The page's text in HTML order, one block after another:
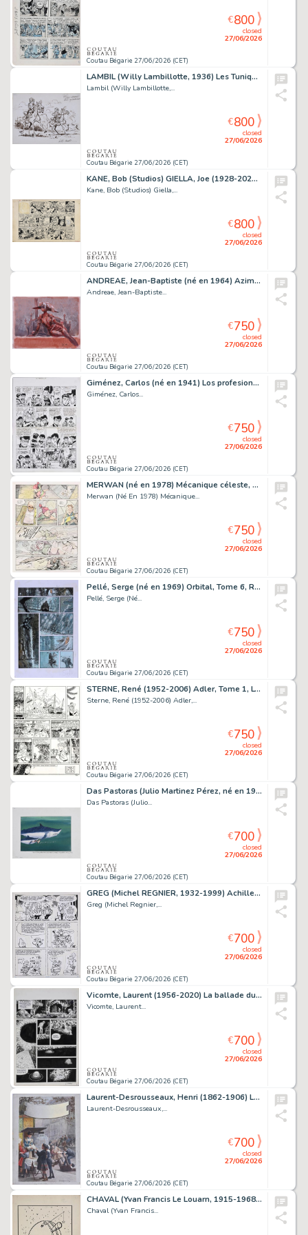
Coutau Bégarie 27/06/2026 (CET)
closed
27/06/2026
€800
LAMBIL (Willy Lambillotte, 1936) Les Tuniques bleues....
Lambil (Willy Lambillotte,...
Coutau Bégarie 27/06/2026 (CET)
closed
27/06/2026
€800
KANE, Bob (Studios) GIELLA, Joe (1928-2023) Batman,...
Kane, Bob (Studios) Giella,...
Coutau Bégarie 27/06/2026 (CET)
closed
27/06/2026
€800
ANDREAE, Jean-Baptiste (né en 1964) Azimut : Manie...
Andreae, Jean-Baptiste...
Coutau Bégarie 27/06/2026 (CET)
closed
27/06/2026
€750
Giménez, Carlos (né en 1941) Los profesionales - Les...
Giménez, Carlos...
Coutau Bégarie 27/06/2026 (CET)
closed
27/06/2026
€750
MERWAN (né en 1978) Mécanique céleste, Tome 2, planche...
Merwan (Né En 1978) Mécanique...
Coutau Bégarie 27/06/2026 (CET)
closed
27/06/2026
€750
Pellé, Serge (né en 1969) Orbital, Tome 6, Résistance,...
Pellé, Serge (Né...
Coutau Bégarie 27/06/2026 (CET)
closed
27/06/2026
€750
STERNE, René (1952-2006) Adler, Tome 1, L’avion du...
Sterne, René (1952-2006) Adler,...
Coutau Bégarie 27/06/2026 (CET)
closed
27/06/2026
€750
Das Pastoras (Julio Martinez Pérez, né en 1956) Illustration...
Das Pastoras (Julio...
Coutau Bégarie 27/06/2026 (CET)
closed
27/06/2026
€700
GREG (Michel REGNIER, 1932-1999) Achille Talon, Tome...
Greg (Michel Regnier,...
Coutau Bégarie 27/06/2026 (CET)
closed
27/06/2026
€700
Vicomte, Laurent (1956-2020) La ballade du bout du...
Vicomte, Laurent...
Coutau Bégarie 27/06/2026 (CET)
closed
27/06/2026
€700
Laurent-Desrousseaux, Henri (1862-1906) La vente du...
Laurent-Desrousseaux,...
Coutau Bégarie 27/06/2026 (CET)
closed
27/06/2026
€700
CHAVAL (Yvan Francis Le Louarn, 1915-1968) L'Observatoire. Encre...
Chaval (Yvan Francis...